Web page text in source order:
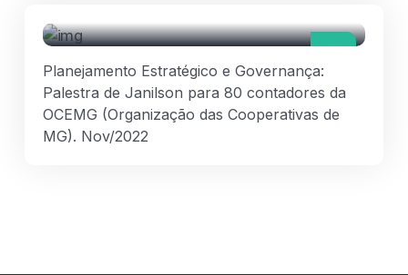
Planejamento Estratégico e Governança:
Palestra de Janilson para 80 contadores da
OCEMG (Organização das Cooperativas de
MG). Nov/2022